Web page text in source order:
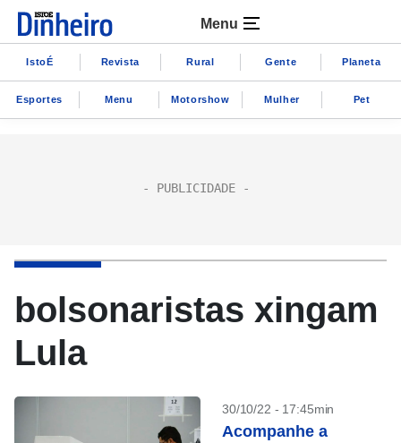
Menu
IstoÉ Revista Rural Gente Planeta
Esportes Menu Motorshow Mulher Pet
bolsonaristas xingam
Lula
30/10/22 - 17:45min
Acompanhe a